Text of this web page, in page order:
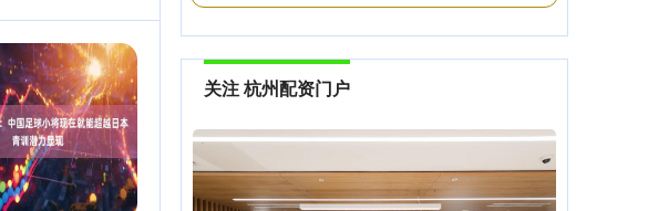
关注 杭州配资门户